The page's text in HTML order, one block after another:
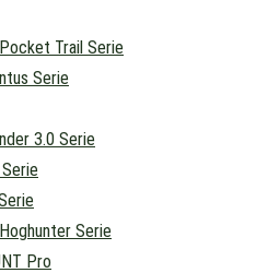
Trail Serie
Serie
3.0 Serie
Serie
Pro